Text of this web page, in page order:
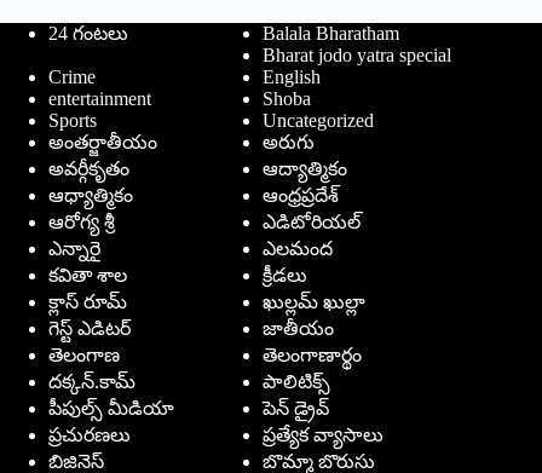
24 గంటలు
Balala Bharatham
Bharat jodo yatra special
Crime
English
entertainment
Shoba
Sports
Uncategorized
అంతర్జాతీయం
అరుగు
అవర్గీకృతం
ఆద్యాత్మికం
ఆధ్యాత్మికం
ఆంధ్రప్రదేశ్
ఆరోగ్య శ్రీ
ఎడిటోరియల్
ఎన్నారై
ఎలమంద
కవితా శాల
క్రీడలు
క్లాస్ రూమ్
ఖుల్లమ్ ఖుల్లా
గెస్ట్ ఎడిటర్
జాతీయం
తెలంగాణ
తెలంగాణార్థం
దక్కన్.కామ్
పాలిటిక్స్
పీపుల్స్ ‌మీడియా
పెన్ డ్రైవ్
ప్రచురణలు
ప్రత్యేక వ్యాసాలు
బిజినెస్
బొమ్మా బొరుసు